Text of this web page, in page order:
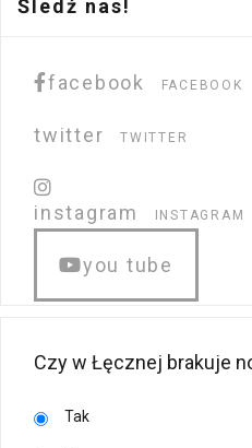
Śledź nas!
facebook FACEBOOK
twitter TWITTER
instagram INSTAGRAM
you tube
Czy w Łęcznej brakuje
Tak